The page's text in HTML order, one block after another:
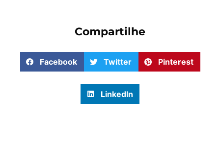
Compartilhe
Facebook Twitter Pinterest
LinkedIn